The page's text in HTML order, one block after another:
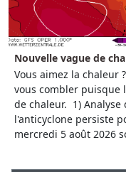
Nouvelle vague de
Vous aimez la chaleur
vous combler puisque
de chaleur. 1)
l'anticyclone persiste
mercredi 5 août 2026